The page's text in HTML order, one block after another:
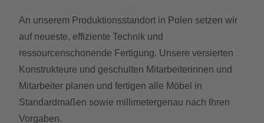
An unserem Produktionsstandort in Polen setzen wir
auf neueste, effiziente Technik und
ressourcenschonende Fertigung. Unsere versierten
Konstrukteure und geschulten Mitarbeiterinnen und
Mitarbeiter planen und fertigen alle Möbel in
Standardmaßen sowie millimetergenau nach Ihren
Vorgaben.